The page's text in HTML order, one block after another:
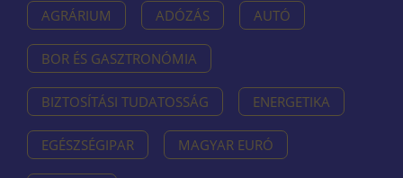
AGRÁRIUM ADÓZÁS AUTÓ
BOR ÉS GASZTRONÓMIA
BIZTOSÍTÁSI TUDATOSSÁG ENERGETIKA
EGÉSZSÉGIPAR MAGYAR EURÓ